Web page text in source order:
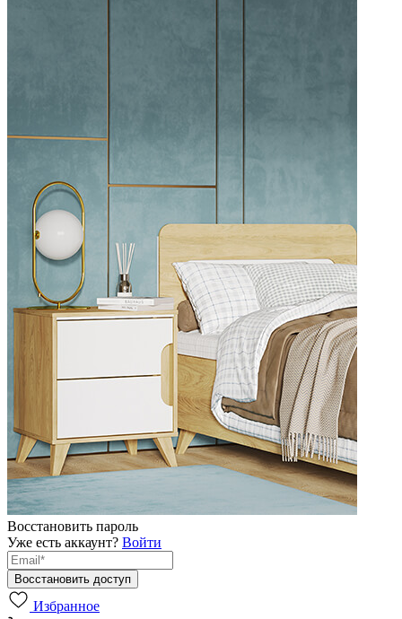
Восстановить пароль
Уже есть аккаунт? Войти
Избранное